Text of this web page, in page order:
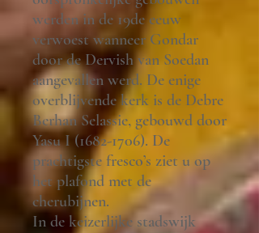
werden in de 19de eeuw
verwoest wanneer Gondar
door de Dervish van Soedan
aangevallen werd. De enige
overblijvende kerk is de Debre
Berhan Selassie, gebouwd door
Yasu I (1682-1706). De
prachtigste fresco’s ziet u op
het plafond met de
cherubijnen.
In de keizerlijke stadswijk